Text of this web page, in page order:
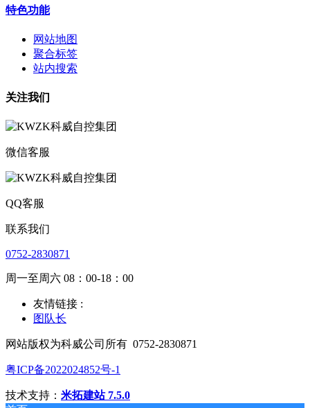
特色功能
网站地图
聚合标签
站内搜索
关注我们
微信客服
QQ客服
联系我们
0752-2830871
周一至周六 08：00-18：00
友情链接 :
图队长
网站版权为科威公司所有 0752-2830871
粤ICP备2022024852号-1
技术支持： 米拓建站 7.5.0